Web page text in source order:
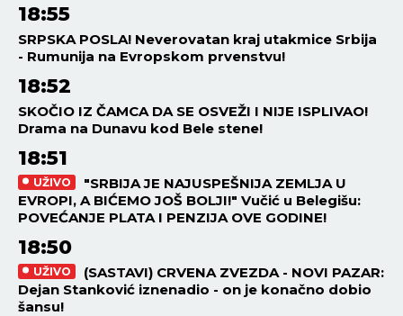
18:55
SRPSKA POSLA! Neverovatan kraj utakmice Srbija
- Rumunija na Evropskom prvenstvu!
18:52
SKOČIO IZ ČAMCA DA SE OSVEŽI I NIJE ISPLIVAO!
Drama na Dunavu kod Bele stene!
18:51
UŽIVO
"SRBIJA JE NAJUSPEŠNIJA ZEMLJA U
EVROPI, A BIĆEMO JOŠ BOLJI!" Vučić u Belegišu:
POVEĆANJE PLATA I PENZIJA OVE GODINE!
18:50
UŽIVO
(SASTAVI) CRVENA ZVEZDA - NOVI PAZAR:
Dejan Stanković iznenadio - on je konačno dobio
šansu!